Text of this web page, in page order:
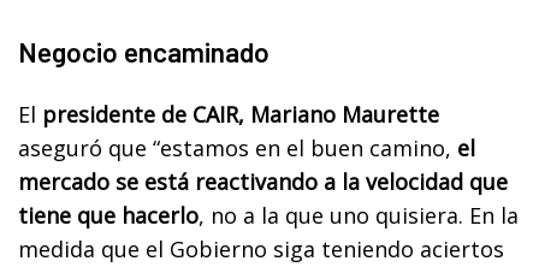
Negocio encaminado
El presidente de CAIR, Mariano Maurette
aseguró que “estamos en el buen camino, el
mercado se está reactivando a la velocidad que
tiene que hacerlo, no a la que uno quisiera. En la
medida que el Gobierno siga teniendo aciertos